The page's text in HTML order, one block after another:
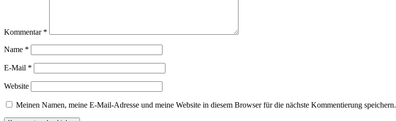
Kommentar *
Name *
E-Mail *
Website
Meinen Namen, meine E-Mail-Adresse und meine Website in diesem Browser für die nächste Kommentierung speichern.